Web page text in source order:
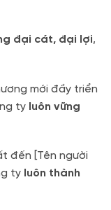
đại cát, đại lợi,
mới đầy triển
ty luôn vững
đến [Tên người
ty luôn thành